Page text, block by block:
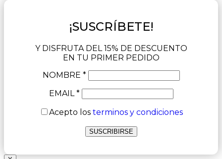
¡SUSCRÍBETE!
Y DISFRUTA DEL 15% DE DESCUENTO
EN TU PRIMER PEDIDO
NOMBRE *
EMAIL *
Acepto los terminos y condiciones